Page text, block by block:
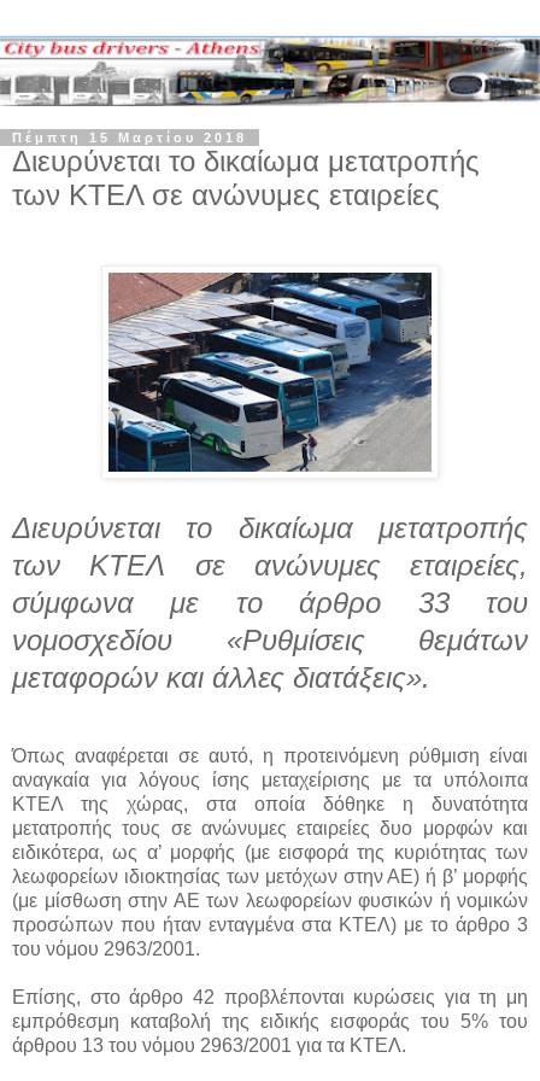
Πέμπτη 15 Μαρτίου 2018
Διευρύνεται το δικαίωμα μετατροπής
των ΚΤΕΛ σε ανώνυμες εταιρείες
Διευρύνεται το δικαίωμα μετατροπής
των ΚΤΕΛ σε ανώνυμες εταιρείες,
σύμφωνα με το άρθρο 33 του
νομοσχεδίου «Ρυθμίσεις θεμάτων
μεταφορών και άλλες διατάξεις».
Όπως αναφέρεται σε αυτό, η προτεινόμενη ρύθμιση είναι
αναγκαία για λόγους ίσης μεταχείρισης με τα υπόλοιπα
ΚΤΕΛ της χώρας, στα οποία δόθηκε η δυνατότητα
μετατροπής τους σε ανώνυμες εταιρείες δυο μορφών και
ειδικότερα, ως α’ μορφής (με εισφορά της κυριότητας των
λεωφορείων ιδιοκτησίας των μετόχων στην ΑΕ) ή β’ μορφής
(με μίσθωση στην ΑΕ των λεωφορείων φυσικών ή νομικών
προσώπων που ήταν ενταγμένα στα ΚΤΕΛ) με το άρθρο 3
του νόμου 2963/2001.
Επίσης, στο άρθρο 42 προβλέπονται κυρώσεις για τη μη
εμπρόθεσμη καταβολή της ειδικής εισφοράς του 5% του
άρθρου 13 του νόμου 2963/2001 για τα ΚΤΕΛ.